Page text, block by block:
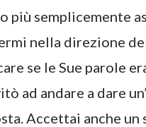
più semplicemente
nella direzione
se le Sue parole
ad andare a dare
Accettai anche un